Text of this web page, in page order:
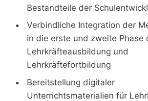
Bestandteile der
Verbindliche Integration der
in die erste und zweite Phase
Lehrkräfteausbildung und
Lehrkräftefortbildung
Bereitstellung digitaler
Unterrichtsmaterialien für